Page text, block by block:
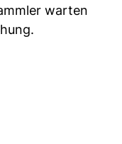
warten